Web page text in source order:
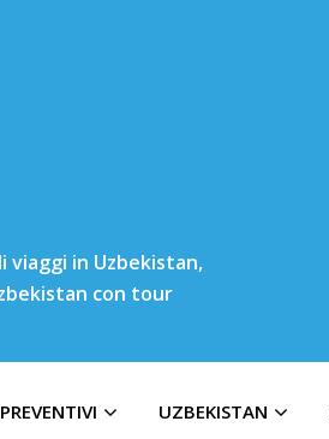
viaggi in Uzbekistan,
con tour
PREVENTIVI UZBEKISTAN